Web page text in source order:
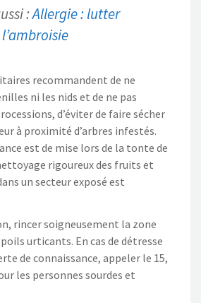
:Allergie : lutter
recommandent de ne
ni les nids et de ne pas
d’éviter de faire sécher
à proximité d’arbres infestés.
est de mise lors de la tonte de
rigoureux des fruits et
un secteur exposé est
rincer soigneusement la zone
urticants. En cas de détresse
de connaissance, appeler le 15,
les personnes sourdes et